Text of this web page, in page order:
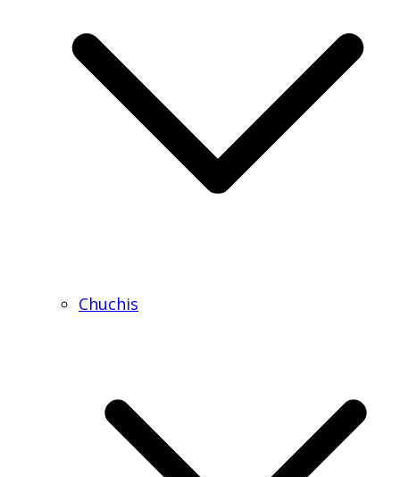
Chuchis